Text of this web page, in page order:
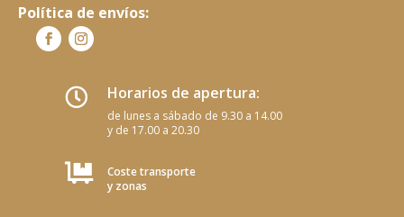
Política de envíos:
 Horarios de apertura:
de lunes a sábado de 9.30 a 14.00
y de 17.00 a 20.30

Coste transporte
y zonas